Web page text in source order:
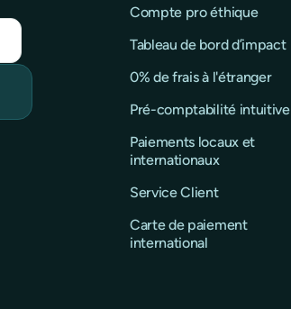
Compte pro éthique
Tableau de bord d’impact
0% de frais à l'étranger
Pré-comptabilité intuitive
Paiements locaux et
internationaux
Service Client
Carte de paiement
international